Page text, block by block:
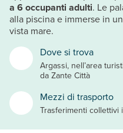
Dove si trova
Argassi, nell’area
da Zante Città
Mezzi di trasporto
Trasferimenti collettivi
a 6 occupanti adulti. Le
alla piscina e immerse in
vista mare.